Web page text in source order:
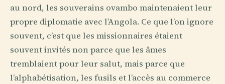
au nord, les souverains ovambo maintenaient leur
propre diplomatie avec l’Angola. Ce que l’on ignore
souvent, c’est que les missionnaires étaient
souvent invités non parce que les âmes
tremblaient pour leur salut, mais parce que
l’alphabétisation, les fusils et l’accès au commerce